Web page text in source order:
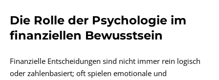
Die Rolle der Psychologie im
finanziellen Bewusstsein
Finanzielle Entscheidungen sind nicht immer rein logisch
oder zahlenbasiert; oft spielen emotionale und